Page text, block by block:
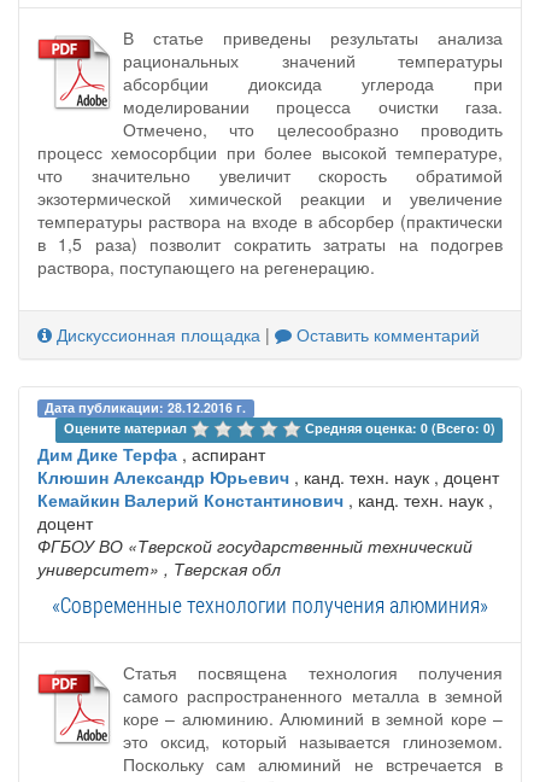
В статье приведены результаты анализа
рациональных значений температуры
абсорбции диоксида углерода при
моделировании процесса очистки газа.
Отмечено, что целесообразно проводить
процесс хемосорбции при более высокой температуре,
что значительно увеличит скорость обратимой
экзотермической химической реакции и увеличение
температуры раствора на входе в абсорбер (практически
в 1,5 раза) позволит сократить затраты на подогрев
раствора, поступающего на регенерацию.
Дискуссионная площадка | Оставить комментарий
Дата публикации: 28.12.2016 г.
Оцените материал
Средняя оценка: 0 (Всего: 0)
Дим Дике Терфа , аспирант
Клюшин Александр Юрьевич , канд. техн. наук , доцент
Кемайкин Валерий Константинович , канд. техн. наук ,
доцент
ФГБОУ ВО «Тверской государственный технический
университет» , Тверская обл
«Современные технологии получения алюминия»
Статья посвящена технология получения
самого распространенного металла в земной
коре – алюминию. Алюминий в земной коре –
это оксид, который называется глиноземом.
Поскольку сам алюминий не встречается в